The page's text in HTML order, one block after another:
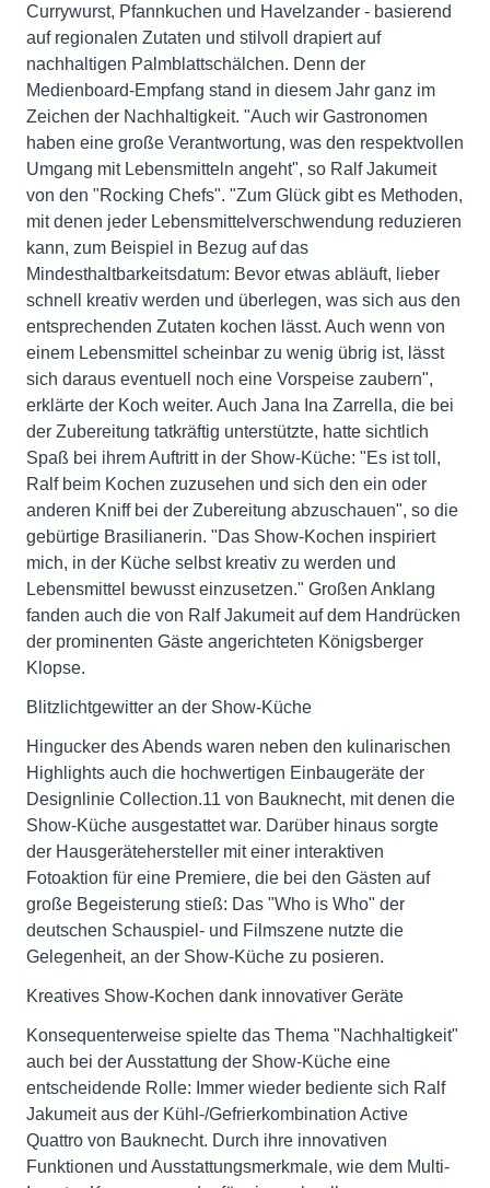
Currywurst, Pfannkuchen und Havelzander - basierend
auf regionalen Zutaten und stilvoll drapiert auf
nachhaltigen Palmblattschälchen. Denn der
Medienboard-Empfang stand in diesem Jahr ganz im
Zeichen der Nachhaltigkeit. "Auch wir Gastronomen
haben eine große Verantwortung, was den respektvollen
Umgang mit Lebensmitteln angeht", so Ralf Jakumeit
von den "Rocking Chefs". "Zum Glück gibt es Methoden,
mit denen jeder Lebensmittelverschwendung reduzieren
kann, zum Beispiel in Bezug auf das
Mindesthaltbarkeitsdatum: Bevor etwas abläuft, lieber
schnell kreativ werden und überlegen, was sich aus den
entsprechenden Zutaten kochen lässt. Auch wenn von
einem Lebensmittel scheinbar zu wenig übrig ist, lässt
sich daraus eventuell noch eine Vorspeise zaubern",
erklärte der Koch weiter. Auch Jana Ina Zarrella, die bei
der Zubereitung tatkräftig unterstützte, hatte sichtlich
Spaß bei ihrem Auftritt in der Show-Küche: "Es ist toll,
Ralf beim Kochen zuzusehen und sich den ein oder
anderen Kniff bei der Zubereitung abzuschauen", so die
gebürtige Brasilianerin. "Das Show-Kochen inspiriert
mich, in der Küche selbst kreativ zu werden und
Lebensmittel bewusst einzusetzen." Großen Anklang
fanden auch die von Ralf Jakumeit auf dem Handrücken
der prominenten Gäste angerichteten Königsberger
Klopse.
Blitzlichtgewitter an der Show-Küche
Hingucker des Abends waren neben den kulinarischen
Highlights auch die hochwertigen Einbaugeräte der
Designlinie Collection.11 von Bauknecht, mit denen die
Show-Küche ausgestattet war. Darüber hinaus sorgte
der Hausgerätehersteller mit einer interaktiven
Fotoaktion für eine Premiere, die bei den Gästen auf
große Begeisterung stieß: Das "Who is Who" der
deutschen Schauspiel- und Filmszene nutzte die
Gelegenheit, an der Show-Küche zu posieren.
Kreatives Show-Kochen dank innovativer Geräte
Konsequenterweise spielte das Thema "Nachhaltigkeit"
auch bei der Ausstattung der Show-Küche eine
entscheidende Rolle: Immer wieder bediente sich Ralf
Jakumeit aus der Kühl-/Gefrierkombination Active
Quattro von Bauknecht. Durch ihre innovativen
Funktionen und Ausstattungsmerkmale, wie dem Multi-